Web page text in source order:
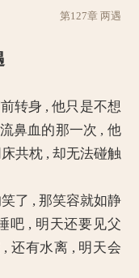
第127章 两遇
身 , 他只是不想
鼻血的那一次 , 他
共枕 , 却无法碰触
了 , 那笑容就如静
吧 , 明天还要见父
还有水离 , 明天会